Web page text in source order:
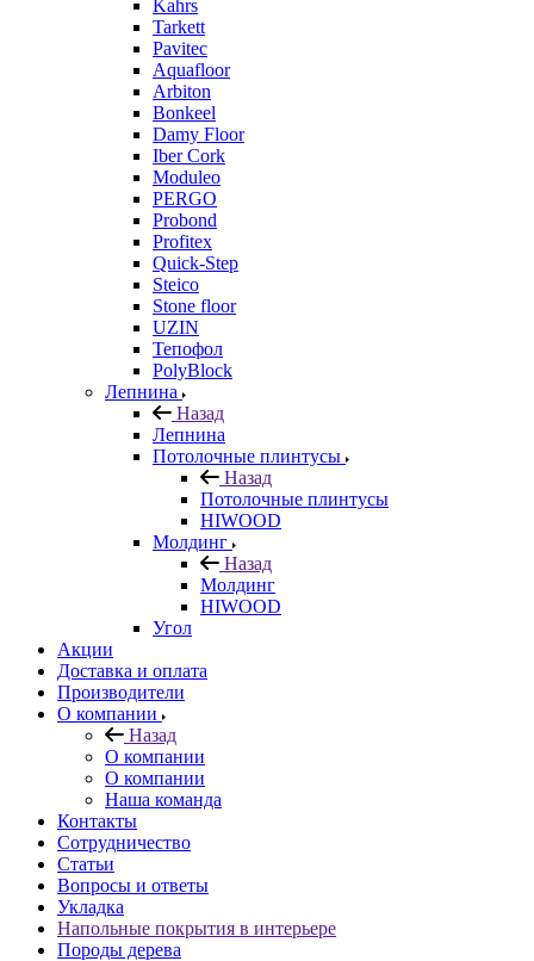
Kahrs
Tarkett
Pavitec
Aquafloor
Arbiton
Bonkeel
Damy Floor
Iber Cork
Moduleo
PERGO
Probond
Profitex
Quick-Step
Steico
Stone floor
UZIN
Тепофол
PolyBlock
Лепнина
Назад
Лепнина
Потолочные плинтусы
Назад
Потолочные плинтусы
HIWOOD
Молдинг
Назад
Молдинг
HIWOOD
Угол
Акции
Доставка и оплата
Производители
О компании
Назад
О компании
О компании
Наша команда
Контакты
Сотрудничество
Статьи
Вопросы и ответы
Укладка
Напольные покрытия в интерьере
Породы дерева